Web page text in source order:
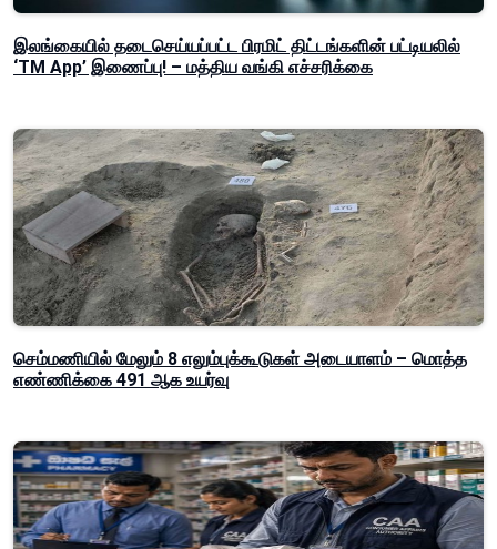
இலங்கையில் தடைசெய்யப்பட்ட பிரமிட் திட்டங்களின் பட்டியலில்
‘TM App’ இணைப்பு! – மத்திய வங்கி எச்சரிக்கை
செம்மணியில் மேலும் 8 எலும்புக்கூடுகள் அடையாளம் – மொத்த
எண்ணிக்கை 491 ஆக உயர்வு